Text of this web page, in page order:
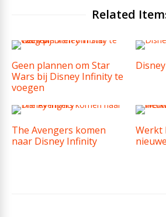
Related
Geen plannen om Star
Wars bij Disney Infinity te
voegen
The Avengers komen
naar Disney Infinity
Werkt